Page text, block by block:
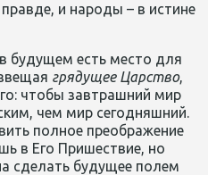
и народы – в истине
будущем есть место для
грядущее Царство,
чтобы завтрашний мир
чем мир сегодняшний.
полное преображение
в Его Пришествие, но
сделать будущее полем